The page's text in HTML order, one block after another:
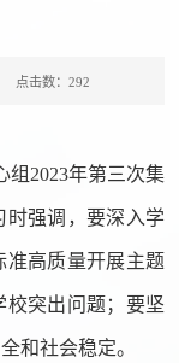
点击数： 292
组2023年第三次集
时强调，要深入学
准高质量开展主题
校突出问题；要坚
和社会稳定。